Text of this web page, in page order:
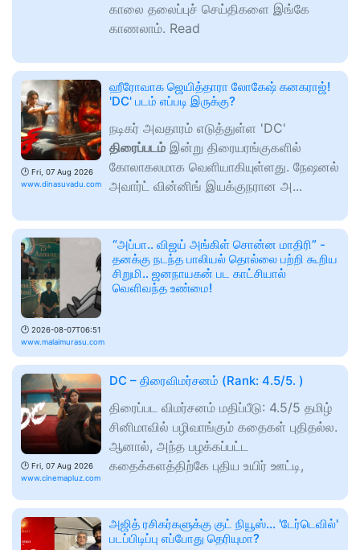
காலை தலைப்புச் செய்திகளை இங்கே
காணலாம். Read
🕑 Fri, 07 Aug 2026
www.dinasuvadu.com
ஹீரோவாக ஜெயித்தாரா லோகேஷ் கனகராஜ்!
'DC' படம் எப்படி இருக்கு?
நடிகர் அவதாரம் எடுத்துள்ள 'DC'
திரைப்படம் இன்று திரையரங்குகளில்
கோலாகலமாக வெளியாகியுள்ளது. நேஷனல்
அவார்ட் வின்னிங் இயக்குநரான அ...
🕑 2026-08-07T06:51
www.malaimurasu.com
“அப்பா.. விஜய் அங்கிள் சொன்ன மாதிரி” -
தனக்கு நடந்த பாலியல் தொல்லை பற்றி கூறிய
சிறுமி.. ஜனநாயகன் பட காட்சியால்
வெளிவந்த உண்மை!
🕑 Fri, 07 Aug 2026
www.cinemapluz.com
DC – திரைவிமர்சனம் (Rank: 4.5/5. )
திரைப்பட விமர்சனம் மதிப்பீடு: 4.5/5 தமிழ்
சினிமாவில் பழிவாங்கும் கதைகள் புதிதல்ல.
ஆனால், அந்த பழக்கப்பட்ட
கதைக்களத்திற்கே புதிய உயிர் ஊட்டி,
அஜித் ரசிகர்களுக்கு குட் நியூஸ்... 'டேர்டெவில்'
படப்பிடிப்பு எப்போது தெரியுமா?